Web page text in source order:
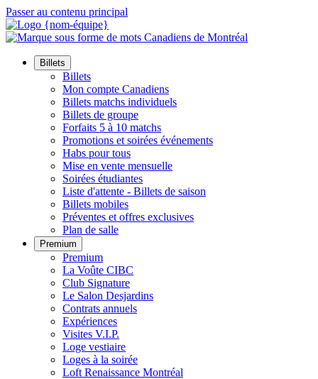
Passer au contenu principal
Billets
Billets
Mon compte Canadiens
Billets matchs individuels
Billets de groupe
Forfaits 5 à 10 matchs
Promotions et soirées événements
Habs pour tous
Mise en vente mensuelle
Soirées étudiantes
Liste d'attente - Billets de saison
Billets mobiles
Préventes et offres exclusives
Plan de salle
Premium
Premium
La Voûte CIBC
Club Signature
Le Salon Desjardins
Contrats annuels
Expériences
Visites V.I.P.
Loge vestiaire
Loges à la soirée
Loft Renaissance Montréal